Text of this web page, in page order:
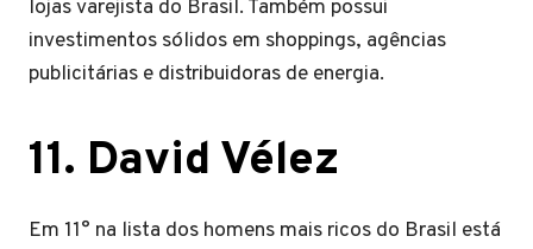
lojas varejista do Brasil. Também possui
investimentos sólidos em shoppings, agências
publicitárias e distribuidoras de energia.
11. David Vélez
Em 11° na lista dos homens mais ricos do Brasil está